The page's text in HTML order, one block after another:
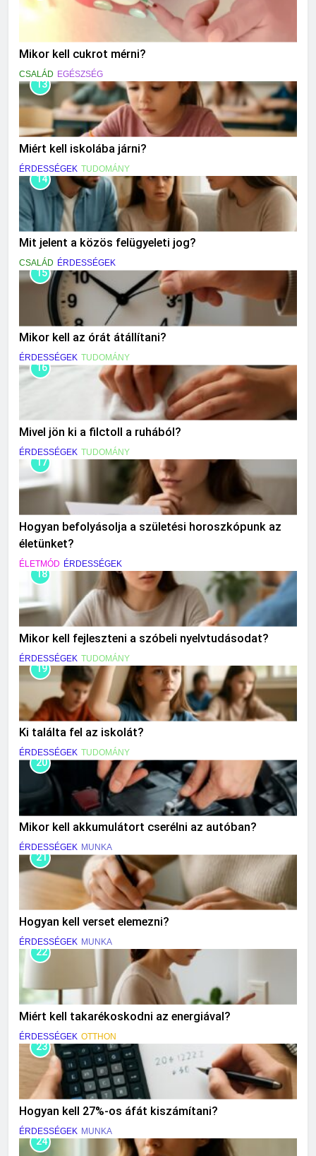
Mikor kell cukrot mérni?
CSALÁD EGÉSZSÉG
13
Miért kell iskolába járni?
ÉRDESSÉGEK TUDOMÁNY
14
Mit jelent a közös felügyeleti jog?
CSALÁD ÉRDESSÉGEK
15
Mikor kell az órát átállítani?
ÉRDESSÉGEK TUDOMÁNY
16
Mivel jön ki a filctoll a ruhából?
ÉRDESSÉGEK TUDOMÁNY
17
Hogyan befolyásolja a születési horoszkópunk az
életünket?
ÉLETMÓD ÉRDESSÉGEK
18
Mikor kell fejleszteni a szóbeli nyelvtudásodat?
ÉRDESSÉGEK TUDOMÁNY
19
Ki találta fel az iskolát?
ÉRDESSÉGEK TUDOMÁNY
20
Mikor kell akkumulátort cserélni az autóban?
ÉRDESSÉGEK MUNKA
21
Hogyan kell verset elemezni?
ÉRDESSÉGEK MUNKA
22
Miért kell takarékoskodni az energiával?
ÉRDESSÉGEK OTTHON
23
Hogyan kell 27%-os áfát kiszámítani?
ÉRDESSÉGEK MUNKA
24